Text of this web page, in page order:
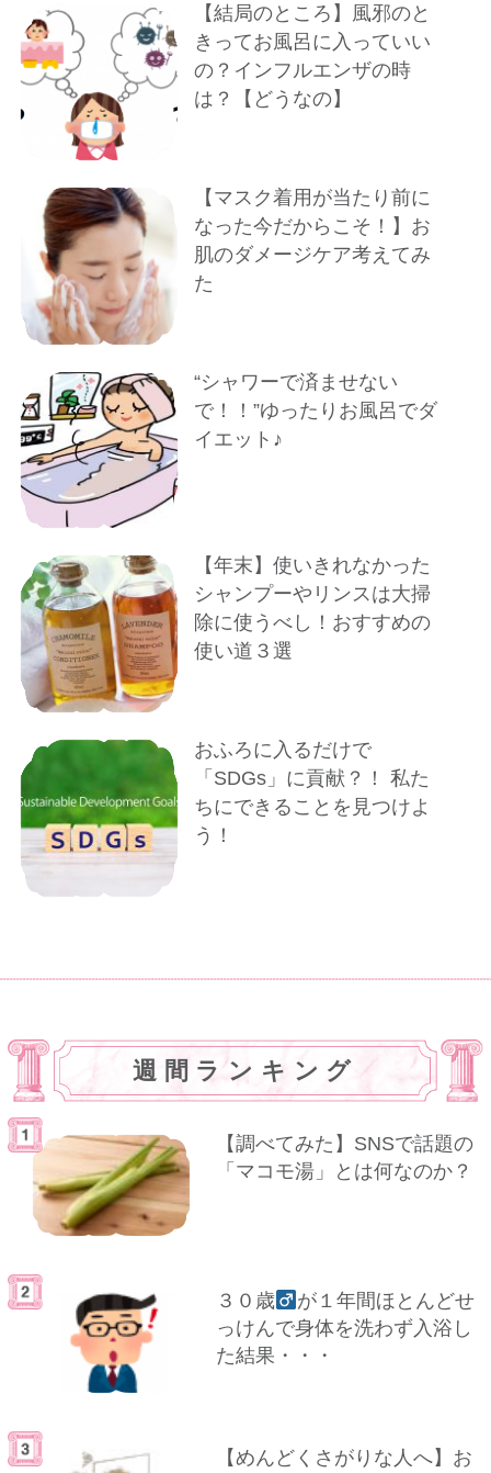
【結局のところ】風邪のと
きってお風呂に入っていい
の？インフルエンザの時
は？【どうなの】
【マスク着用が当たり前に
なった今だからこそ！】お
肌のダメージケア考えてみ
た
“シャワーで済ませない
で！！”ゆったりお風呂でダ
イエット♪
【年末】使いきれなかった
シャンプーやリンスは大掃
除に使うべし！おすすめの
使い道３選
おふろに入るだけで
「SDGs」に貢献？！ 私た
ちにできることを見つけよ
う！
週間ランキング
【調べてみた】SNSで話題の
「マコモ湯」とは何なのか？
３０歳
が１年間ほとんどせ
っけんで身体を洗わず入浴し
た結果・・・
【めんどくさがりな人へ】お